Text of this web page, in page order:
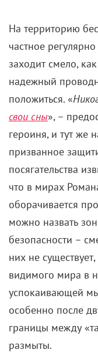
На территорию
частное
заходит смело,
надежный
положиться. «
свои сны», –
героиня, и тут же
призванное
посягательства
что в мирах
оборачивается
можно назвать
безопасности –
них не
видимого мира в
успокаивающей
особенно после
границы между
размыты.